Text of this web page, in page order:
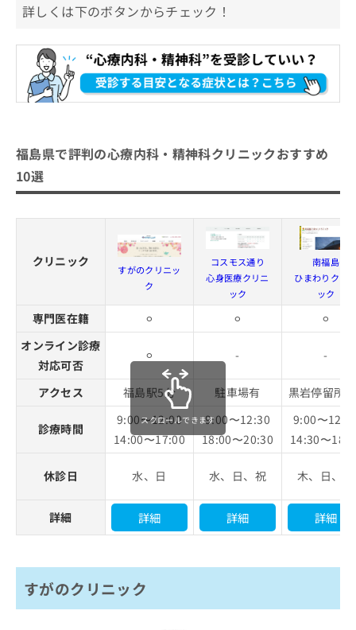
詳しくは下のボタンからチェック！
福島県で評判の心療内科・精神科クリニックおすすめ
10選
クリニック
すがのクリニッ
ク
コスモス通り
心身医療クリニ
ック
南福島
ひまわりクリ
ック
専門医在籍 ⚪︎ ⚪︎
⚪︎
オンライン診療
対応可否
⚪︎ - -
アクセス 福島駅5分 駐車場有 黒岩停留所5
診療時間
9:00〜12:00
14:00〜17:00
9:00〜12:30
18:00〜20:30
9:00〜
14:30〜
休診日 水、日 水、日、祝 木、日、祝
詳細 詳細 詳細 詳細
スクロールできます
すがのクリニック